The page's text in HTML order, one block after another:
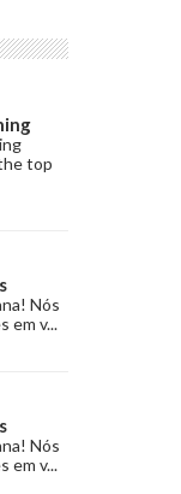
top
Nós
em v...
Nós
em v...